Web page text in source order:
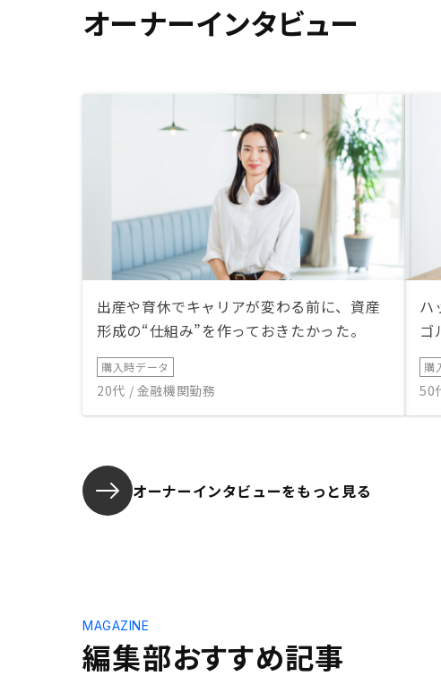
オーナーインタビュー
出産や育休でキャリアが変わる前に、資産
形成の“仕組み”を作っておきたかった。
購入時データ
20代 / 金融機関勤務
ハ
ゴ
購
50
オーナーインタビューをもっと見る
編集部おすすめ記事
MAGAZINE